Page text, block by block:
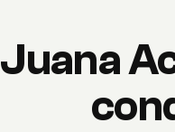
Juana